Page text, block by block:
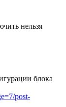
нельзя
блока
post-